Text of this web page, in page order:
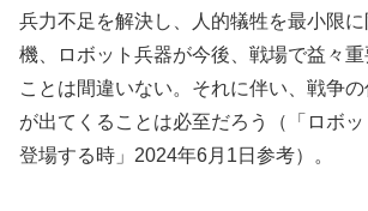
兵力不足を解決し、人的犠牲を最小限に
機、ロボット兵器が今後、戦場で益々
ことは間違いない。それに伴い、戦争
が出てくることは必至だろう（「ロボ
登場する時」2024年6月1日参考）。